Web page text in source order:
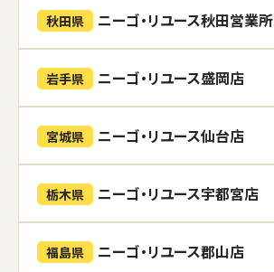
秋田県 ニーゴ・リユース秋田営業所
岩手県 ニーゴ・リユース盛岡店
宮城県 ニーゴ・リユース仙台店
栃木県 ニーゴ・リユース宇都宮店
福島県 ニーゴ・リユース郡山店